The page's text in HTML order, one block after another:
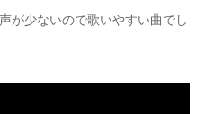
が少ないので歌いやすい曲でし